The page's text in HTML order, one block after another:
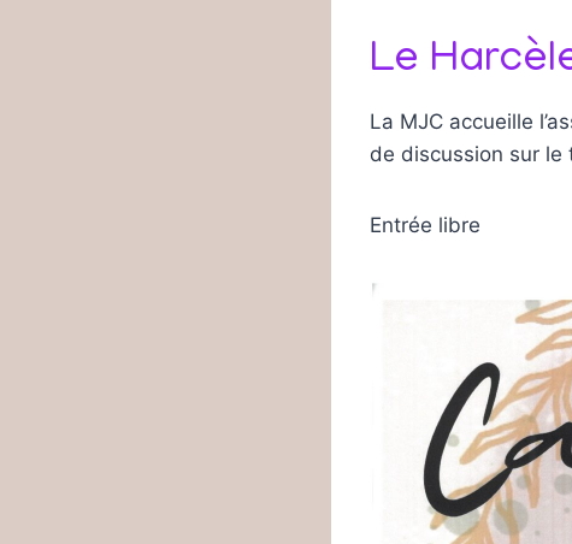
Le
La MJC accueille
de discussion sur le
Entrée libre